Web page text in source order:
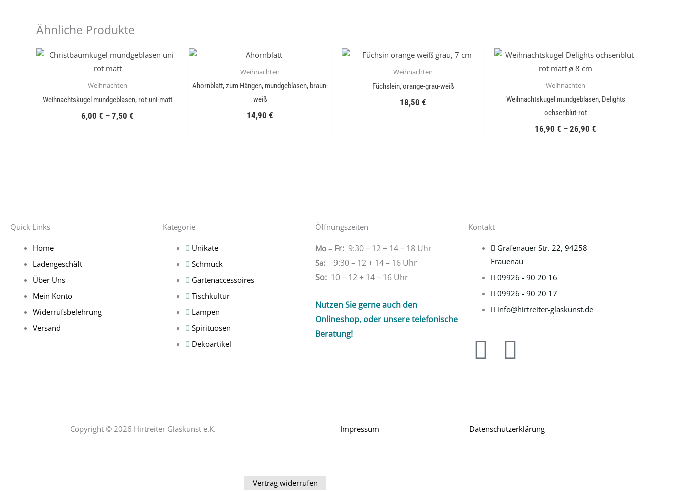
Ähnliche Produkte
Weihnachten
Weihnachtskugel mundgeblasen, rot-uni-matt
6,00 € – 7,50 €
Weihnachten
Ahornblatt, zum Hängen, mundgeblasen, braun-
weiß
14,90 €
Weihnachten
Füchslein, orange-grau-weiß
18,50 €
Weihnachten
Weihnachtskugel mundgeblasen, Delights
ochsenblut-rot
16,90 € – 26,90 €
Quick Links
Home
Ladengeschäft
Über Uns
Mein Konto
Widerrufsbelehrung
Versand
Kategorie
Unikate
Schmuck
Gartenaccessoires
Tischkultur
Lampen
Spirituosen
Dekoartikel
Öffnungszeiten
Mo – Fr: 9:30 – 12 + 14 – 18 Uhr
Sa: 9:30 – 12 + 14 – 16 Uhr
So: 10 – 12 + 14 – 16 Uhr
Nutzen Sie gerne auch den
Onlineshop, oder unsere telefonische
Beratung!
Kontakt
Grafenauer Str. 22, 94258
Frauenau
09926 - 90 20 16
09926 - 90 20 17
info@hirtreiter-glaskunst.de
F
e
I
t
Copyright © 2026 Hirtreiter Glaskunst e.K. Impressum Datenschutzerklärung
Vertrag widerrufen